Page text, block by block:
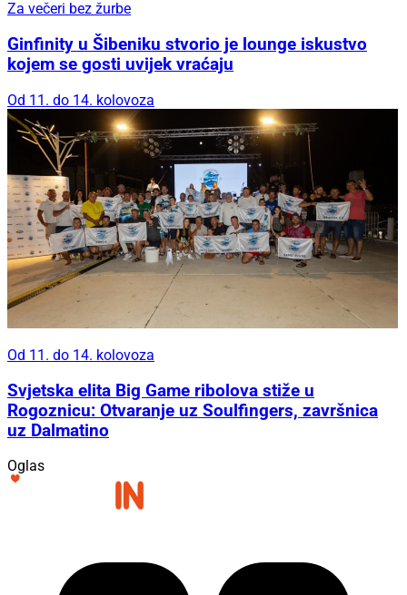
Za večeri bez žurbe
Ginfinity u Šibeniku stvorio je lounge iskustvo
kojem se gosti uvijek vraćaju
Od 11. do 14. kolovoza
Od 11. do 14. kolovoza
Svjetska elita Big Game ribolova stiže u
Rogoznicu: Otvaranje uz Soulfingers, završnica
uz Dalmatino
Oglas